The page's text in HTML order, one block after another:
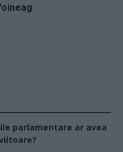
parlamentare ar avea